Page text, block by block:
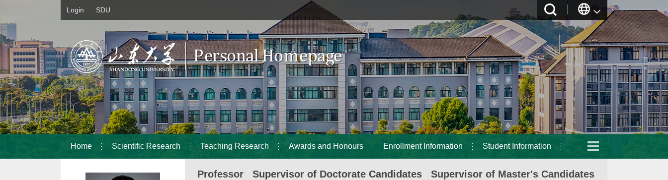
Login SDU
Home Scientific Research Teaching Research Awards and Honours Enrollment Information Student Information
Professor Supervisor of Doctorate Candidates Supervisor of Master's Candidates